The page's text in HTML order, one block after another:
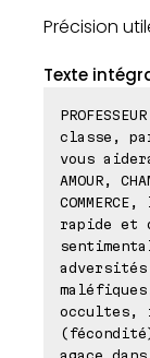
Précision
Texte
classe,
vous
AMOUR,
rapide et
occultes,